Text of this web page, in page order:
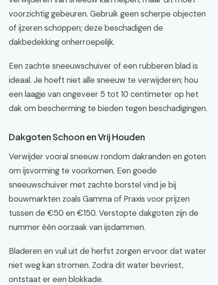
voorzichtig gebeuren. Gebruik geen scherpe objecten
of ijzeren schoppen; deze beschadigen de
dakbedekking onherroepelijk.
Een zachte sneeuwschuiver of een rubberen blad is
ideaal. Je hoeft niet alle sneeuw te verwijderen; hou
een laagje van ongeveer 5 tot 10 centimeter op het
dak om bescherming te bieden tegen beschadigingen.
Dakgoten Schoon en Vrij Houden
Verwijder vooral sneeuw rondom dakranden en goten
om ijsvorming te voorkomen. Een goede
sneeuwschuiver met zachte borstel vind je bij
bouwmarkten zoals Gamma of Praxis voor prijzen
tussen de €50 en €150. Verstopte dakgoten zijn de
nummer één oorzaak van ijsdammen.
Bladeren en vuil uit de herfst zorgen ervoor dat water
niet weg kan stromen. Zodra dit water bevriest,
ontstaat er een blokkade.